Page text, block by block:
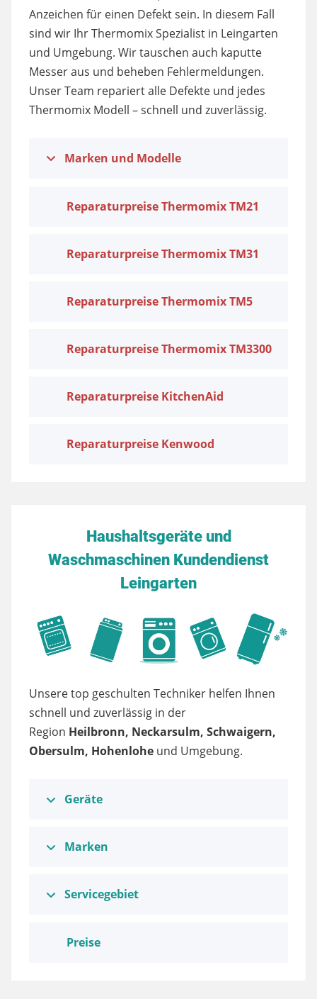
Anzeichen für einen Defekt sein. In diesem Fall
sind wir Ihr Thermomix Spezialist in Leingarten
und Umgebung. Wir tauschen auch kaputte
Messer aus und beheben Fehlermeldungen.
Unser Team repariert alle Defekte und jedes
Thermomix Modell – schnell und zuverlässig.
Marken und Modelle
Reparaturpreise Thermomix TM21
Reparaturpreise Thermomix TM31
Reparaturpreise Thermomix TM5
Reparaturpreise Thermomix TM3300
Reparaturpreise KitchenAid
Reparaturpreise Kenwood
Haushaltsgeräte und
Waschmaschinen Kundendienst
Leingarten
Unsere top geschulten Techniker helfen Ihnen
schnell und zuverlässig in der
Region Heilbronn, Neckarsulm, Schwaigern,
Obersulm, Hohenlohe und Umgebung.
Geräte
Marken
Servicegebiet
Preise